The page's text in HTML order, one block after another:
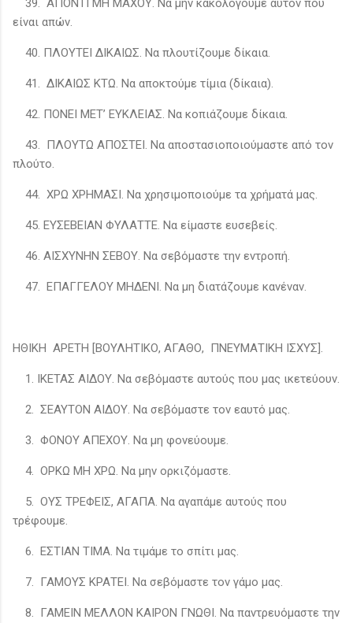
39. ΑΠΟΝΤΙ ΜΗ ΜΑΧΟΥ. Να μην κακολογούμε αυτόν που
είναι απών.
40. ΠΛΟΥΤΕΙ ΔΙΚΑΙΩΣ. Να πλουτίζουμε δίκαια.
41. ΔΙΚΑΙΩΣ ΚΤΩ. Να αποκτούμε τίμια (δίκαια).
42. ΠΟΝΕΙ ΜΕΤ’ ΕΥΚΛΕΙΑΣ. Να κοπιάζουμε δίκαια.
43. ΠΛΟΥΤΩ ΑΠΟΣΤΕΙ. Να αποστασιοποιούμαστε από τον
πλούτο.
44. ΧΡΩ ΧΡΗΜΑΣΙ. Να χρησιμοποιούμε τα χρήματά μας.
45. ΕΥΣΕΒΕΙΑΝ ΦΥΛΑΤΤΕ. Να είμαστε ευσεβείς.
46. ΑΙΣΧΥΝΗΝ ΣΕΒΟΥ. Να σεβόμαστε την εντροπή.
47. ΕΠΑΓΓΕΛΟΥ ΜΗΔΕΝΙ. Να μη διατάζουμε κανέναν.
ΗΘΙΚΗ ΑΡΕΤΗ [ΒΟΥΛΗΤΙΚΟ, ΑΓΑΘΟ, ΠΝΕΥΜΑΤΙΚΗ ΙΣΧΥΣ].
1. ΙΚΕΤΑΣ ΑΙΔΟΥ. Να σεβόμαστε αυτούς που μας ικετεύουν.
2. ΣΕΑΥΤΟΝ ΑΙΔΟΥ. Να σεβόμαστε τον εαυτό μας.
3. ΦΟΝΟΥ ΑΠΕΧΟΥ. Να μη φονεύουμε.
4. ΟΡΚΩ ΜΗ ΧΡΩ. Να μην ορκιζόμαστε.
5. ΟΥΣ ΤΡΕΦΕΙΣ, ΑΓΑΠΑ. Να αγαπάμε αυτούς που
τρέφουμε.
6. ΕΣΤΙΑΝ ΤΙΜΑ. Να τιμάμε το σπίτι μας.
7. ΓΑΜΟΥΣ ΚΡΑΤΕΙ. Να σεβόμαστε τον γάμο μας.
8. ΓΑΜΕΙΝ ΜΕΛΛΟΝ ΚΑΙΡΟΝ ΓΝΩΘΙ. Να παντρευόμαστε την